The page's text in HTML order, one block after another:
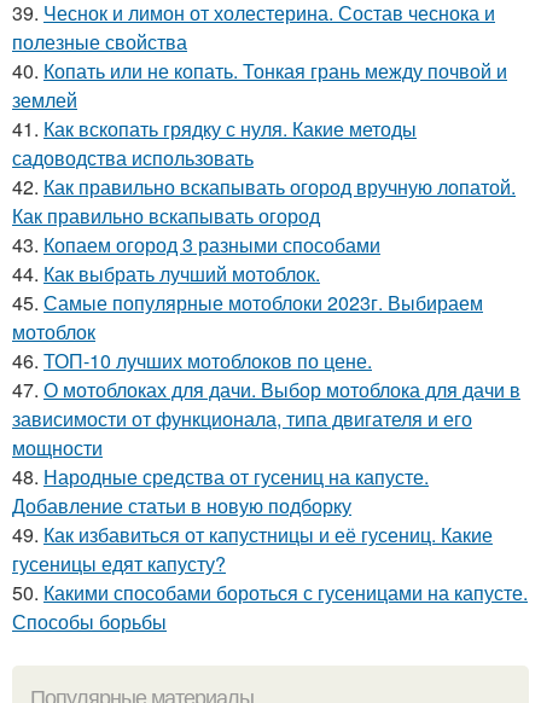
39. Чеснок и лимон от холестерина. Состав чеснока и
полезные свойства
40. Копать или не копать. Тонкая грань между почвой и
землей
41. Как вскопать грядку с нуля. Какие методы
садоводства использовать
42. Как правильно вскапывать огород вручную лопатой.
Как правильно вскапывать огород
43. Копаем огород 3 разными способами
44. Как выбрать лучший мотоблок.
45. Самые популярные мотоблоки 2023г. Выбираем
мотоблок
46. ТОП-10 лучших мотоблоков по цене.
47. О мотоблоках для дачи. Выбор мотоблока для дачи в
зависимости от функционала, типа двигателя и его
мощности
48. Народные средства от гусениц на капусте.
Добавление статьи в новую подборку
49. Как избавиться от капустницы и её гусениц. Какие
гусеницы едят капусту?
50. Какими способами бороться с гусеницами на капусте.
Способы борьбы
Популярные материалы